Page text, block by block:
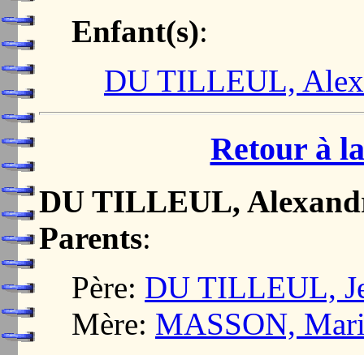
Enfant(s):
DU TILLEUL,
Retour à
DU TILLEUL,
Parents:
Père: DU TILLEUL,
Mère: MASSON,